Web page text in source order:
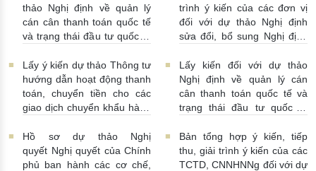
thông tin phục vụ công tác
giám sát hoạt động QTDND
và tổ chức TCVM
11:16:00
thảo Nghị định về quản lý
cán cân thanh toán quốc tế
và trạng thái đầu tư quốc tế
10:00:00
trình ý kiến của các đơn vị
đối với dự thảo Nghị định
sửa đổi, bổ sung Nghị định
30/07/2026 | 09:09:00
Lấy ý kiến dự thảo Thông tư
hướng dẫn hoạt động thanh
toán, chuyển tiền cho các
giao dịch chuyển khẩu hàng
Lấy kiến đối với dự thảo
Nghị định về quản lý cán
cân thanh toán quốc tế và
trạng thái đầu tư quốc tế
15:00:00
Hồ sơ dự thảo Nghị
quyết Nghị quyết của Chính
phủ ban hành các cơ chế,
Bản tổng hợp ý kiến, tiếp
thu, giải trình ý kiến của các
TCTD, CNNHNNg đối với dự